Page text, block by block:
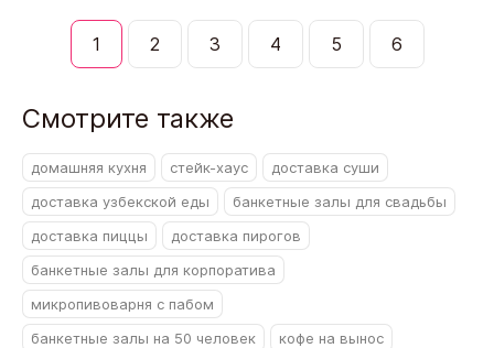
1 2 3 4 5 6
Смотрите также
домашняя кухня стейк-хаус
доставка суши
доставка узбекской еды
банкетные залы для свадьбы
доставка пиццы
доставка пирогов
банкетные залы для корпоратива
микропивоварня с пабом
банкетные залы на 50 человек
кофе на вынос